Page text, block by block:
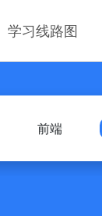
学习线路图
前端